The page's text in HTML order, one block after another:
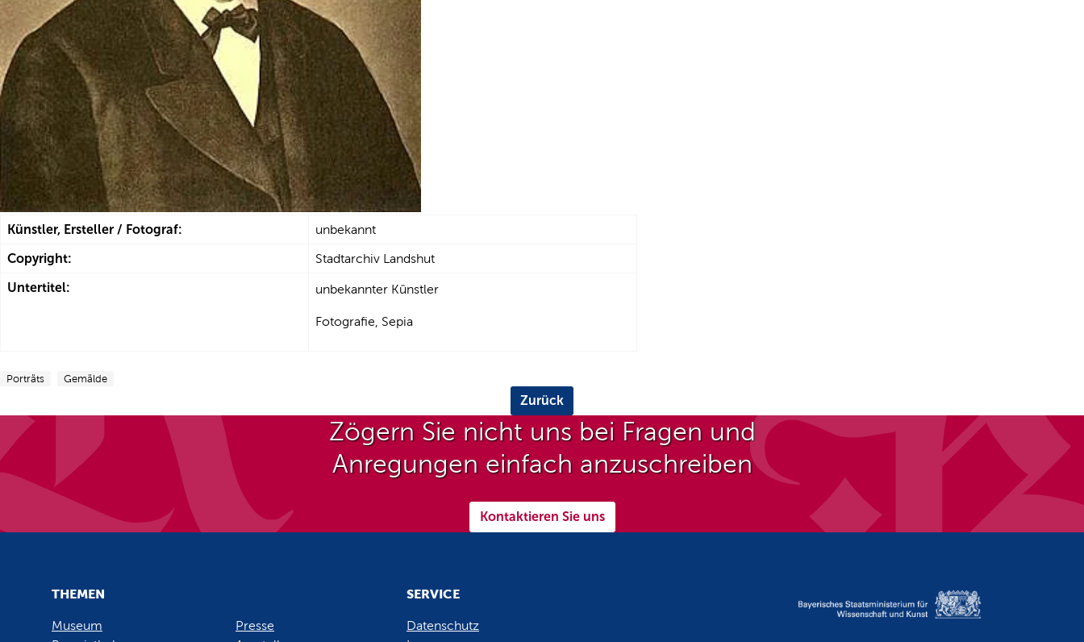
Künstler, Ersteller / Fotograf: unbekannt
Copyright: Stadtarchiv Landshut
Untertitel: unbekannter Künstler
Fotografie, Sepia
Porträts Gemälde
Zurück
Zögern Sie nicht uns bei Fragen und
Anregungen einfach anzuschreiben
Kontaktieren Sie uns
THEMEN
Museum
Presse
SERVICE
Datenschutz